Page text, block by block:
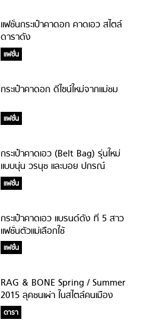
แฟชั่นกระเป๋าคาดอก คาดเอว สไตล์
ดาราดัง
แฟชั่น
กระเป๋าคาดอก ดีไซน์ใหม่จากแม่ชม
แฟชั่น
กระเป๋าคาดเอว (Belt Bag) รุ่นใหม่
แบบนุ่น วรนุช และบอย ปกรณ์
แฟชั่น
กระเป๋าคาดเอว แบรนด์ดัง ที่ 5 สาว
แฟชั่นตัวแม่เลือกใช้
แฟชั่น
RAG & BONE Spring / Summer
2015 ลุคชนเผ่า ในสไตล์คนเมือง
ดารา